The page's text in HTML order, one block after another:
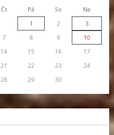
Čt Pá So
Ne
1
2
3
7 8 9
10
14 15 16
17
21 22 23
24
28 29 30